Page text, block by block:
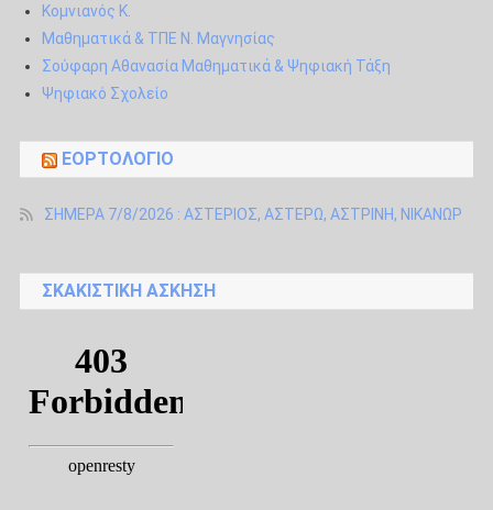
Κομνιανός Κ.
Μαθηματικά & ΤΠΕ Ν. Μαγνησίας
Σούφαρη Αθανασία Μαθηματικά & Ψηφιακή Τάξη
Ψηφιακό Σχολείο
ΕΟΡΤΟΛΌΓΙΟ
ΣΗΜΕΡΑ 7/8/2026 : ΑΣΤΕΡΙΟΣ, ΑΣΤΕΡΩ, ΑΣΤΡΙΝΗ, ΝΙΚΑΝΩΡ
ΣΚΑΚΙΣΤΙΚΉ ΆΣΚΗΣΗ